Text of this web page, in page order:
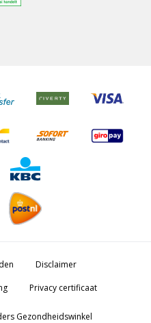
Disclaimer
Privacy certificaat
Gezondheidswinkel